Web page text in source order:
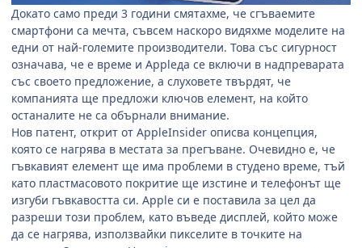
Докато само преди 3 години смятахме, че сгъваемите
смартфони са мечта, съвсем наскоро видяхме моделите на
едни от най-големите производители. Това със сигурност
означава, че е време и Appleда се включи в надпреварата
със своето предложение, а слуховете твърдят, че
компанията ще предложи ключов елемент, на който
останалите не са обърнали внимание.
Нов патент, открит от AppleInsider описва концепция,
която се нагрява в местата за прегъване. Очевидно е, че
гъвкавият елемент ще има проблеми в студено време, тъй
като пластмасовото покритие ще изстине и телефонът ще
изгуби гъвкавостта си. Apple си е поставила за цел да
разреши този проблем, като въведе дисплей, който може
да се нагрява, използвайки пикселите в точките на